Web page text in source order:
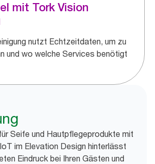
mit Tork Vision
nutzt Echtzeitdaten, um zu
und wo welche Services benötigt
Seife und Hautpflegeprodukte mit
im Elevation Design hinterlässt
Eindruck bei Ihren Gästen und